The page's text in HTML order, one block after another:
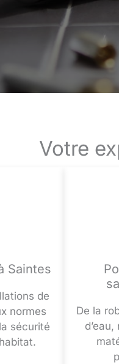
Votre
Saintes
de
normes
sécurité
De la